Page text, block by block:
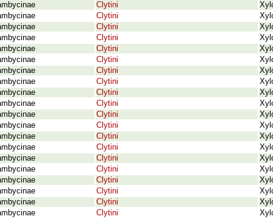
Clytini
Clytini
Clytini
Clytini
Clytini
Clytini
Clytini
Clytini
Clytini
Clytini
Clytini
Clytini
Clytini
Clytini
Clytini
Clytini
Clytini
Clytini
Clytini
Clytini